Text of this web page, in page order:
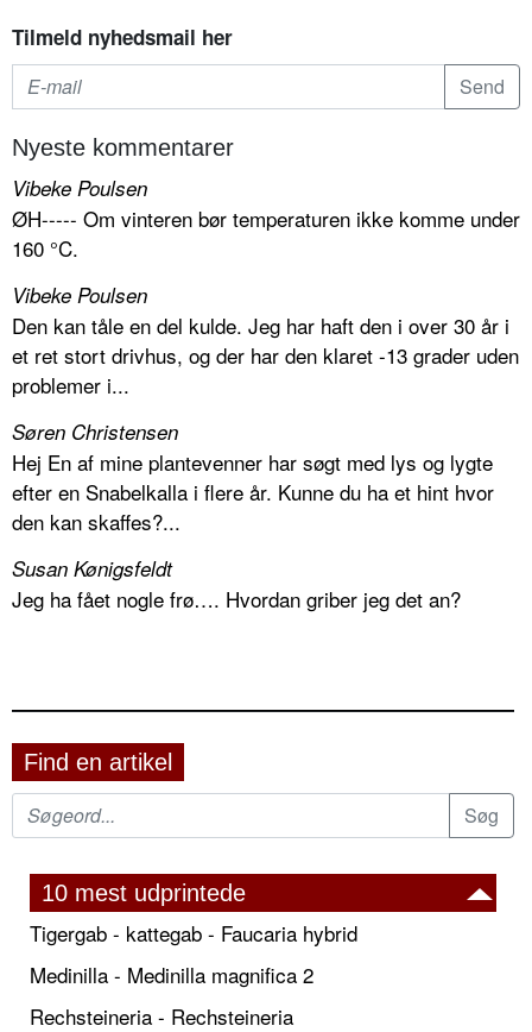
Tilmeld nyhedsmail her
Nyeste kommentarer
Vibeke Poulsen
ØH----- Om vinteren bør temperaturen ikke komme under
160 °C.
Vibeke Poulsen
Den kan tåle en del kulde. Jeg har haft den i over 30 år i
et ret stort drivhus, og der har den klaret -13 grader uden
problemer i...
Søren Christensen
Hej En af mine plantevenner har søgt med lys og lygte
efter en Snabelkalla i flere år. Kunne du ha et hint hvor
den kan skaffes?...
Susan Kønigsfeldt
Jeg ha fået nogle frø…. Hvordan griber jeg det an?
Find en artikel
10 mest udprintede
Tigergab - kattegab - Faucaria hybrid
Medinilla - Medinilla magnifica 2
Rechsteineria - Rechsteineria